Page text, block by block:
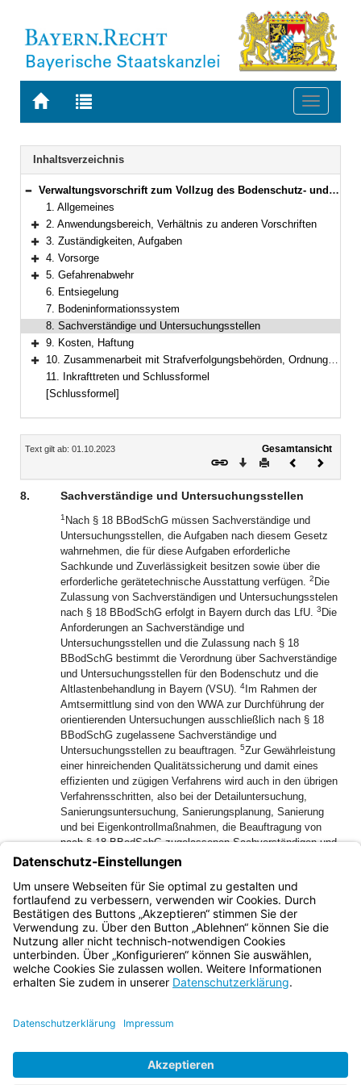
Zur
BAYERN.RECHT
Zur
letzten
Suche
Toggle
Navigation
Inhaltsverzeichnis
Bereich reduzieren
Verwaltungsvorschrift zum Vollzug des Bodenschutz- und Altlastenrechts in Bayern
1. Allgemeines
Bereich erweitern
2. Anwendungsbereich, Verhältnis zu anderen Vorschriften
Bereich erweitern
3. Zuständigkeiten, Aufgaben
Bereich erweitern
4. Vorsorge
Bereich erweitern
5. Gefahrenabwehr
6. Entsiegelung
7. Bodeninformationssystem
8. Sachverständige und Untersuchungsstellen
Bereich erweitern
9. Kosten, Haftung
Bereich erweitern
10. Zusammenarbeit mit Strafverfolgungsbehörden, Ordnungswidrigkeiten
11. Inkrafttreten und Schlussformel
[Schlussformel]
Inhalt
Text gilt ab: 01.10.2023
Gesamtansicht
Download
DruckenVorheriges
8. Sachverständige und Untersuchungsstellen
1 Nach § 18 BBodSchG müssen Sachverständige und
Untersuchungsstellen, die Aufgaben nach diesem Gesetz
wahrnehmen, die für diese Aufgaben erforderliche
Sachkunde und Zuverlässigkeit besitzen sowie über die
erforderliche gerätetechnische Ausstattung verfügen. 2 Die
Zulassung von Sachverständigen und Untersuchungsstelen
nach § 18 BBodSchG erfolgt in Bayern durch das LfU. 3 Die
Anforderungen an Sachverständige und
Untersuchungsstellen und die Zulassung nach § 18
BBodSchG bestimmt die Verordnung über Sachverständige
und Untersuchungsstellen für den Bodenschutz und die
Altlastenbehandlung in Bayern (VSU). 4 Im Rahmen der
Amtsermittlung sind von den WWA zur Durchführung der
orientierenden Untersuchungen ausschließlich nach § 18
BBodSchG zugelassene Sachverständige und
Untersuchungsstellen zu beauftragen. 5Zur Gewährleistung
einer hinreichenden Qualitätssicherung und damit eines
effizienten und zügigen Verfahrens wird auch in den übrigen
Verfahrensschritten, also bei der Detailuntersuchung,
Sanierungsuntersuchung, Sanierungsplanung, Sanierung
und bei Eigenkontrollmaßnahmen, die Beauftragung von
nach § 18 BBodSchG zugelassenen Sachverständigen und
Untersuchungsstellen empfohlen.
Bodenschutzbehörde kann dies nach §§ 9 Abs. 2 Satz 2, 13
Abs. 2 und 15 Abs. 2 Satz 5 BBodSchG von der
beziehungsweise dem Pflichtigen verlangen.
Bayern.de
BayernPortal
Impressum